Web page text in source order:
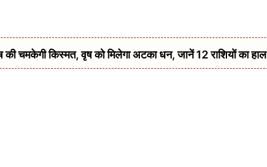
किस्मत, वृष को मिलेगा अटका धन, जानें 12 राशियों का हाल